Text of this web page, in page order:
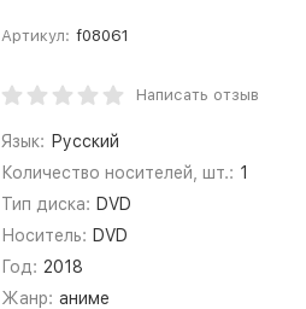
Артикул: f08061
Написать отзыв
Язык: Русский
Количество носителей, шт.: 1
Тип диска: DVD
Носитель: DVD
Год: 2018
Жанр: аниме